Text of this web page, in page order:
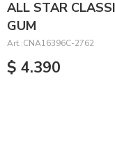
ALL STAR
GUM
CNA16396C-2762
$ 4.390